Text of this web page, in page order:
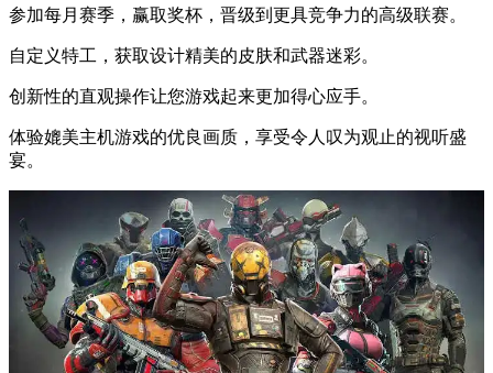
参加每月赛季，赢取奖杯，晋级到更具竞争力的高级联赛。
自定义特工，获取设计精美的皮肤和武器迷彩。
创新性的直观操作让您游戏起来更加得心应手。
体验媲美主机游戏的优良画质，享受令人叹为观止的视听盛
宴。